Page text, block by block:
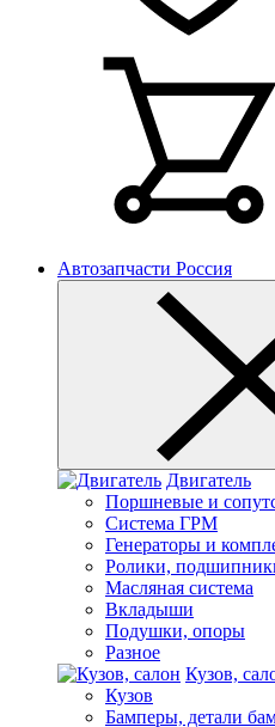
Автозапчасти Россия
Двигатель
Поршневые и
Система ГРМ
Генераторы и
Ролики,
Масляная система
Вкладыши
Подушки, опоры
Разное
Кузов,
Кузов
Бамперы, детали